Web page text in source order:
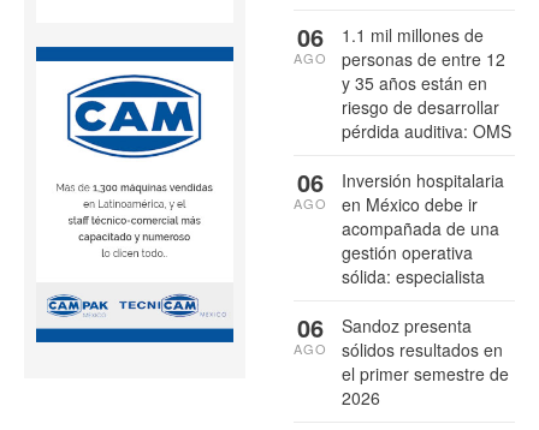
1.1 mil millones de
personas de entre 12
y 35 años están en
riesgo de desarrollar
pérdida auditiva: OMS
06
AGO
Inversión hospitalaria
en México debe ir
acompañada de una
gestión operativa
sólida: especialista
06
AGO
Sandoz presenta
sólidos resultados en
el primer semestre de
2026
06
AGO